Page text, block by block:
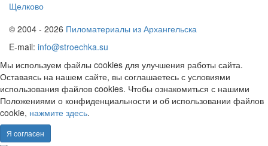
Щелково
© 2004 - 2026 Пиломатериалы из Архангельска
E-mail: info@stroechka.su
Мы используем файлы cookies для улучшения работы сайта.
Оставаясь на нашем сайте, вы соглашаетесь с условиями
использования файлов cookies. Чтобы ознакомиться с нашими
Положениями о конфиденциальности и об использовании файлов
cookie, нажмите здесь.
Я согласен